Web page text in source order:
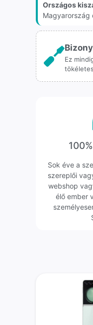
Országos
Magyarország
Ez
Sok éve a
szereplői
webshop
élő ember